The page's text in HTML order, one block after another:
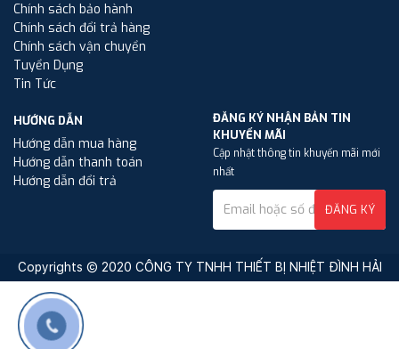
Chính sách bảo hành
Chính sách đổi trả hàng
Chính sách vận chuyển
Tuyển Dụng
Tin Tức
HƯỚNG DẪN
Hướng dẫn mua hàng
Hướng dẫn thanh toán
Hướng dẫn đổi trả
ĐĂNG KÝ NHẬN BẢN TIN
KHUYẾN MÃI
Cập nhật thông tin khuyến mãi mới
nhất
ĐĂNG KÝ
Copyrights © 2020 CÔNG TY TNHH THIẾT BỊ NHIỆT ĐÌNH HẢI